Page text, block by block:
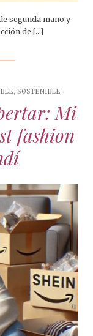
segunda mano y
de […]
, SOSTENIBLE
Mi
fashion